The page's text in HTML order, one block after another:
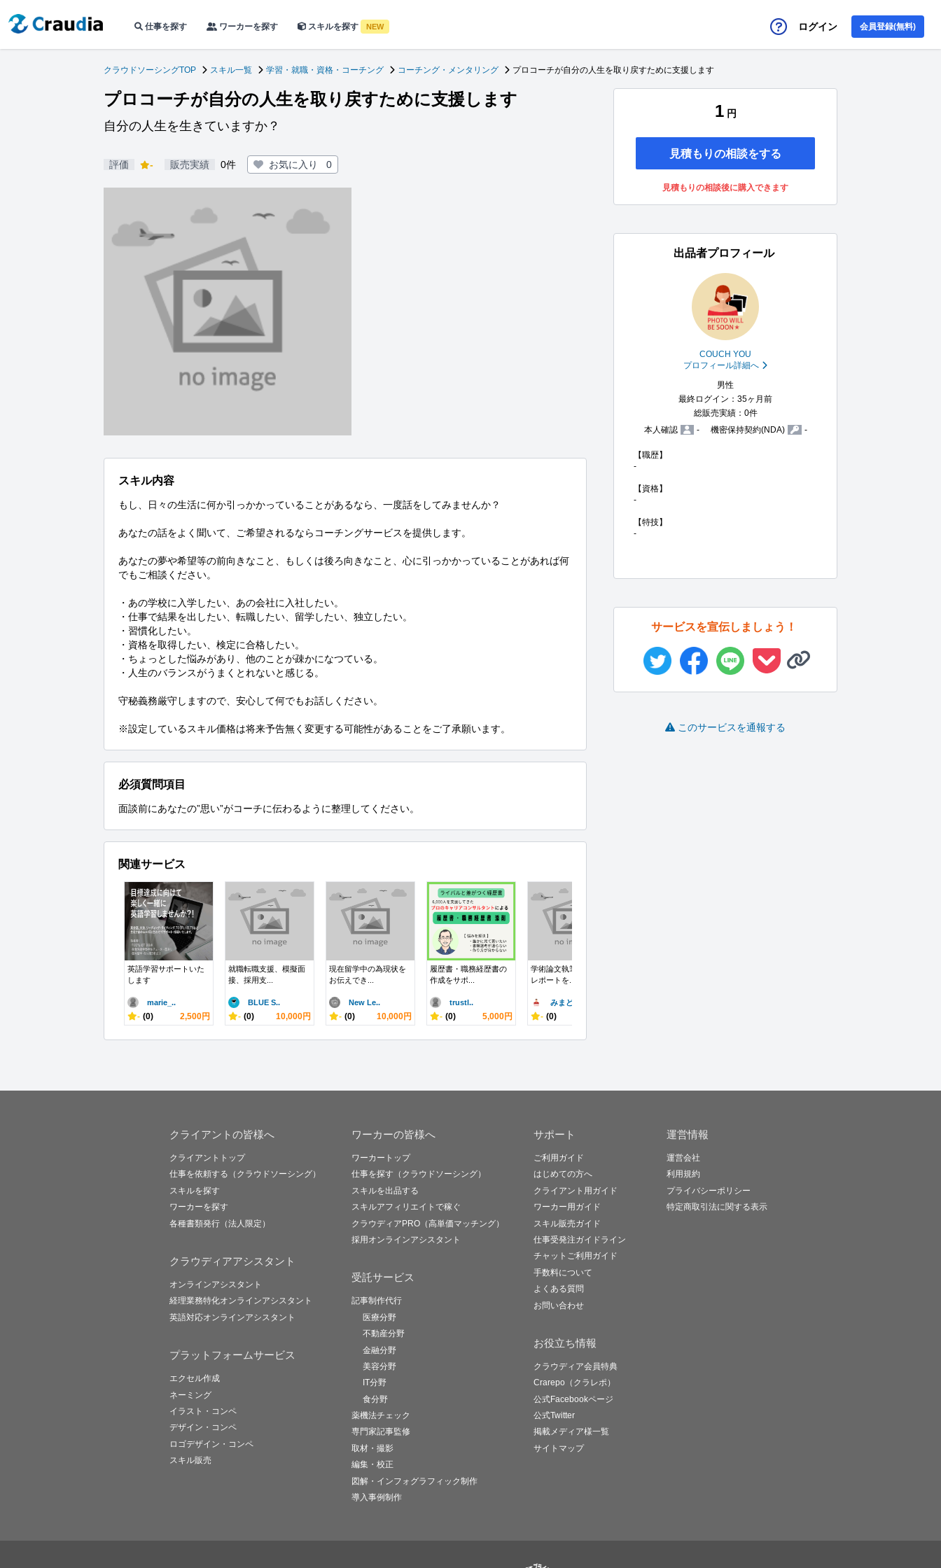
仕事を探す ワーカーを探す スキルを探す NEW ログイン 会員登録(無料)
クラウドソーシングTOP スキル一覧 学習・就職・資格・コーチング コーチング・メンタリング プロコーチが自分の人生を取り戻すために支援します
プロコーチが自分の人生を取り戻すために支援します
自分の人生を生きていますか？
評価 - 販売実績 0件 お気に入り 0
スキル内容
もし、日々の生活に何か引っかかっていることがあるなら、一度話をしてみませんか？
あなたの話をよく聞いて、ご希望されるならコーチングサービスを提供します。
あなたの夢や希望等の前向きなこと、もしくは後ろ向きなこと、心に引っかかっていることがあれば何
でもご相談ください。
・あの学校に入学したい、あの会社に入社したい。
・仕事で結果を出したい、転職したい、留学したい、独立したい。
・習慣化したい。
・資格を取得したい、検定に合格したい。
・ちょっとした悩みがあり、他のことが疎かになつている。
・人生のバランスがうまくとれないと感じる。
守秘義務厳守しますので、安心して何でもお話しください。
※設定しているスキル価格は将来予告無く変更する可能性があることをご了承願います。
必須質問項目
面談前にあなたの”思い”がコーチに伝わるように整理してください。
関連サービス
英語学習サポートいた
します
marie_..
- (0) 2,500円
就職転職支援、模擬面
接、採用支...
BLUE S..
- (0) 10,000円
現在留学中の為現状を
お伝えでき...
New Le..
- (0) 10,000円
履歴書・職務経歴書の
作成をサポ...
trustl..
- (0) 5,000円
学術論文執筆経験者が
レポートを...
みまど
- (0)
1 円
見積もりの相談をする
見積もりの相談後に購入できます
出品者プロフィール
COUCH YOU
プロフィール詳細へ
男性
最終ログイン：35ヶ月前
総販売実績：0件
本人確認
- 機密保持契約(NDA) -
【職歴】
-
【資格】
-
【特技】
-
サービスを宣伝しましょう！
このサービスを通報する
クライアントの皆様へ
クライアントトップ
仕事を依頼する（クラウドソーシング）
スキルを探す
ワーカーを探す
各種書類発行（法人限定）
クラウディアアシスタント
オンラインアシスタント
経理業務特化オンラインアシスタント
英語対応オンラインアシスタント
プラットフォームサービス
エクセル作成
ネーミング
イラスト・コンペ
デザイン・コンペ
ロゴデザイン・コンペ
スキル販売
ワーカーの皆様へ
ワーカートップ
仕事を探す（クラウドソーシング）
スキルを出品する
スキルアフィリエイトで稼ぐ
クラウディアPRO（高単価マッチング）
採用オンラインアシスタント
受託サービス
記事制作代行
医療分野
不動産分野
金融分野
美容分野
IT分野
食分野
薬機法チェック
専門家記事監修
取材・撮影
編集・校正
図解・インフォグラフィック制作
導入事例制作
サポート
ご利用ガイド
はじめての方へ
クライアント用ガイド
ワーカー用ガイド
スキル販売ガイド
仕事受発注ガイドライン
チャットご利用ガイド
手数料について
よくある質問
お問い合わせ
お役立ち情報
クラウディア会員特典
Crarepo（クラレポ）
公式Facebookページ
公式Twitter
掲載メディア様一覧
サイトマップ
運営情報
運営会社
利用規約
プライバシーポリシー
特定商取引法に関する表示